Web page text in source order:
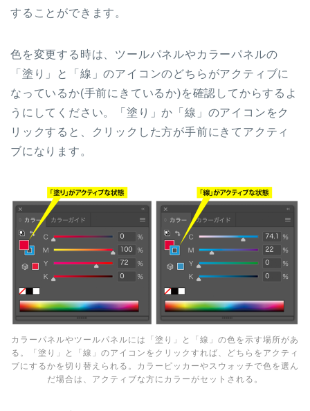
することができます。
色を変更する時は、ツールパネルやカラーパネルの
「塗り」と「線」のアイコンのどちらがアクティブに
なっているか(手前にきているか)を確認してからするよ
うにしてください。「塗り」か「線」のアイコンをク
リックすると、クリックした方が手前にきてアクティ
ブになります。
カラーパネルやツールパネルには「塗り」と「線」の色を示す場所があ
る。「塗り」と「線」のアイコンをクリックすれば、どちらをアクティ
ブにするかを切り替えられる。カラーピッカーやスウォッチで色を選ん
だ場合は、アクティブな方にカラーがセットされる。